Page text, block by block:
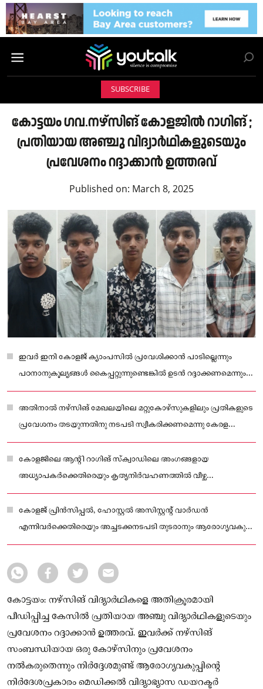
SUBSCRIBE
കോട്ടയം ഗവ.നഴ്‌സിങ് കോളജില്‍ റാഗിങ് ;
പ്രതിയായ അഞ്ചു വിദ്യാര്‍ഥികളുടെയും
പ്രവേശനം റദ്ദാക്കാന്‍ ഉത്തരവ്
Published on: March 8, 2025
ഇവര്‍ ഇനി കോളജ് ക്യാംപസില്‍ പ്രവേശിക്കാന്‍ പാടില്ലെന്നും
പഠനാനുകൂല്യങ്ങള്‍ കൈപ്പറ്റുന്നുണ്ടെങ്കില്‍ ഉടന്‍ റദ്ദാക്കണമെന്നും
ഡിഎംഇ നിര്‍ദേശിച്ചിട്ടുണ്ട്.
അതിനാല്‍ നഴ്‌സിങ് മേഖലയിലെ മറ്റുകോഴ്‌സുകളിലും പ്രതികളുടെ
പ്രവേശനം തടയുന്നതിനു നടപടി സ്വീകരിക്കണമെന്നു കേരള
നഴ്‌സിങ് കൗണ്‍സിലിനോടു ശുപാര്‍ശ ചെയ്തു
കോളജിലെ ആന്റി റാഗിങ് സ്‌ക്വാഡിലെ അംഗങ്ങളായ
അധ്യാപകര്‍ക്കെതിരെയും കൃത്യനിര്‍വഹണത്തില്‍ വീഴ്ച
വരുത്തിയതിന് സസ്‌പെന്‍ഡ്
കോളജ് പ്രിന്‍സിപ്പല്‍, ഹോസ്റ്റല്‍ അസിസ്റ്റന്റ് വാര്‍ഡന്‍
എന്നിവര്‍ക്കെതിരെയും അച്ചടക്കനടപടി തുടരാനും ആരോഗ്യവകുപ്പ്
നിര്‍ദേശിച്ചിട്ടുണ്ട്.
കോട്ടയം: നഴ്സിങ് വിദ്യാര്‍ഥികളെ അതിക്രൂരമായി
പീഡിപ്പിച്ച കേസില്‍ പ്രതിയായ അഞ്ചു വിദ്യാര്‍ഥികളുടെയും
പ്രവേശനം റദ്ദാക്കാന്‍ ഉത്തരവ്. ഇവര്‍ക്ക് നഴ്‌സിങ്
സംബന്ധിയായ ഒരു കോഴ്‌സിനും പ്രവേശനം
നല്‍കരുതെന്നും നിർദ്ദേശമുണ്ട് ആരോഗ്യവകുപ്പിന്റെ
നിര്‍ദേശപ്രകാരം മെഡിക്കല്‍ വിദ്യാഭ്യാസ ഡയറക്ടര്‍